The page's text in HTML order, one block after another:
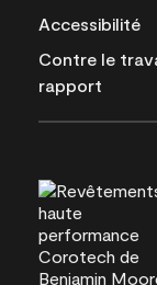
Accessibilité
Contre le
rapport